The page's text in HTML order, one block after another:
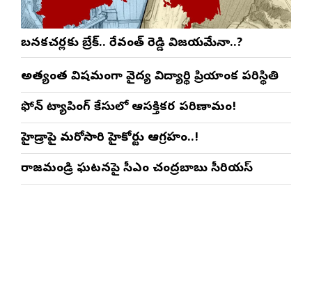
బనకచర్లకు బ్రేక్.. రేవంత్ రెడ్డి విజయమేనా..?
అత్యంత విషమంగా వైద్య విద్యార్థిని ప్రియాంక పరిస్థితి
ఫోన్ ట్యాపింగ్ కేసులో ఆసక్తికర పరిణామం!
హైడ్రాపై మరోసారి హైకోర్టు ఆగ్రహం..!
రాజమండ్రి ఘటనపై సీఎం చంద్రబాబు సీరియస్